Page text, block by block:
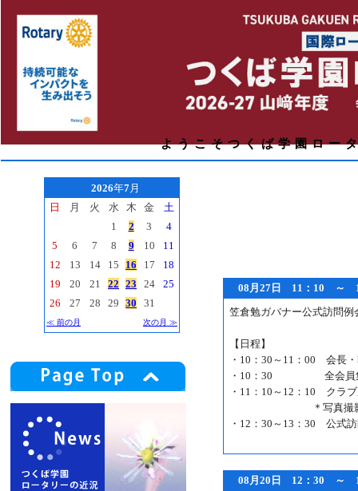
ようこそつくば学園ロー
2026年7月
日
月 火 水 木 金
土
1
2 3
4
5
6 7 8 9 10
11
12
13 14 15 16 17
18
19
20 21 22 23 24
25
26
27 28 29 30 31
≪ 前の月 次の月 ≫
08月27日 11：10 ～
笠倉勉ガバナー公式訪問例
【日程】
・10：30～11：00 会長
・10：30 全会員
・11：10～12：10 クラ
＊写真撮影
・12：30～13：30 公式
08月20日 12：30